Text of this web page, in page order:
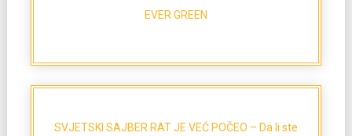
EVER GREEN
SVJETSKI SAJBER RAT JE VEĆ POČEO – Da li ste